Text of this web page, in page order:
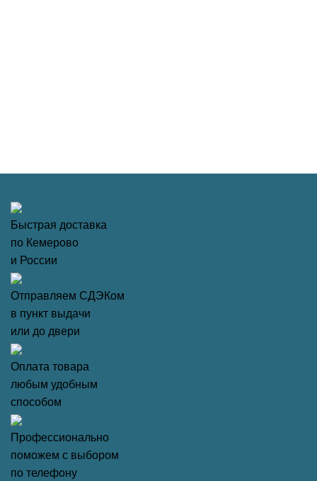
Быстрая доставка
по Кемерово
и России
Отправляем СДЭКом
в пункт выдачи
или до двери
Оплата товара
любым удобным
способом
Профессионально
поможем с выбором
по телефону